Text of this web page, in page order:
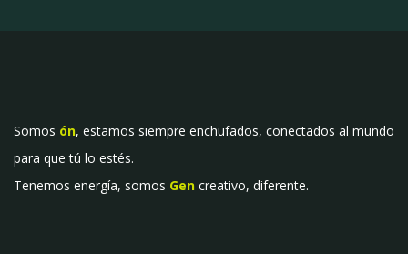
Somos ón, estamos siempre enchufados, conectados al mundo
para que tú lo estés.
Tenemos energía, somos Gen creativo, diferente.